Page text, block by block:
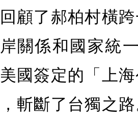
回顧了郝柏村橫
岸關係和國家統
美國簽定的「上
，斬斷了台獨之